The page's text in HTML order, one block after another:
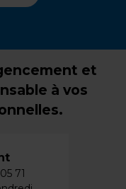
et
à vos
71